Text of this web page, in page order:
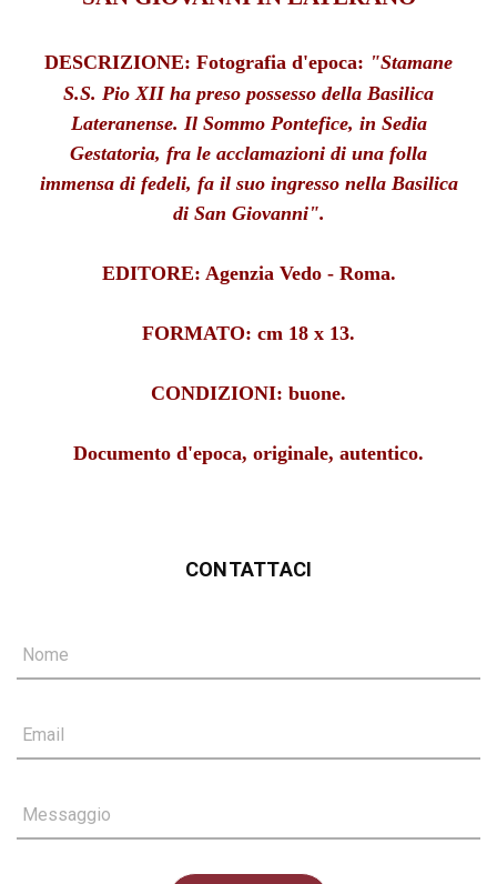
DESCRIZIONE: Fotografia d'epoca: "Stamane
S.S. Pio XII ha preso possesso della Basilica
Lateranense. Il Sommo Pontefice, in Sedia
Gestatoria, fra le acclamazioni di una folla
immensa di fedeli, fa il suo ingresso nella Basilica
di San Giovanni".
EDITORE: Agenzia Vedo - Roma.
FORMATO: cm 18 x 13.
CONDIZIONI: buone.
Documento d'epoca, originale, autentico.
CONTATTACI
Nome
Email
Messaggio